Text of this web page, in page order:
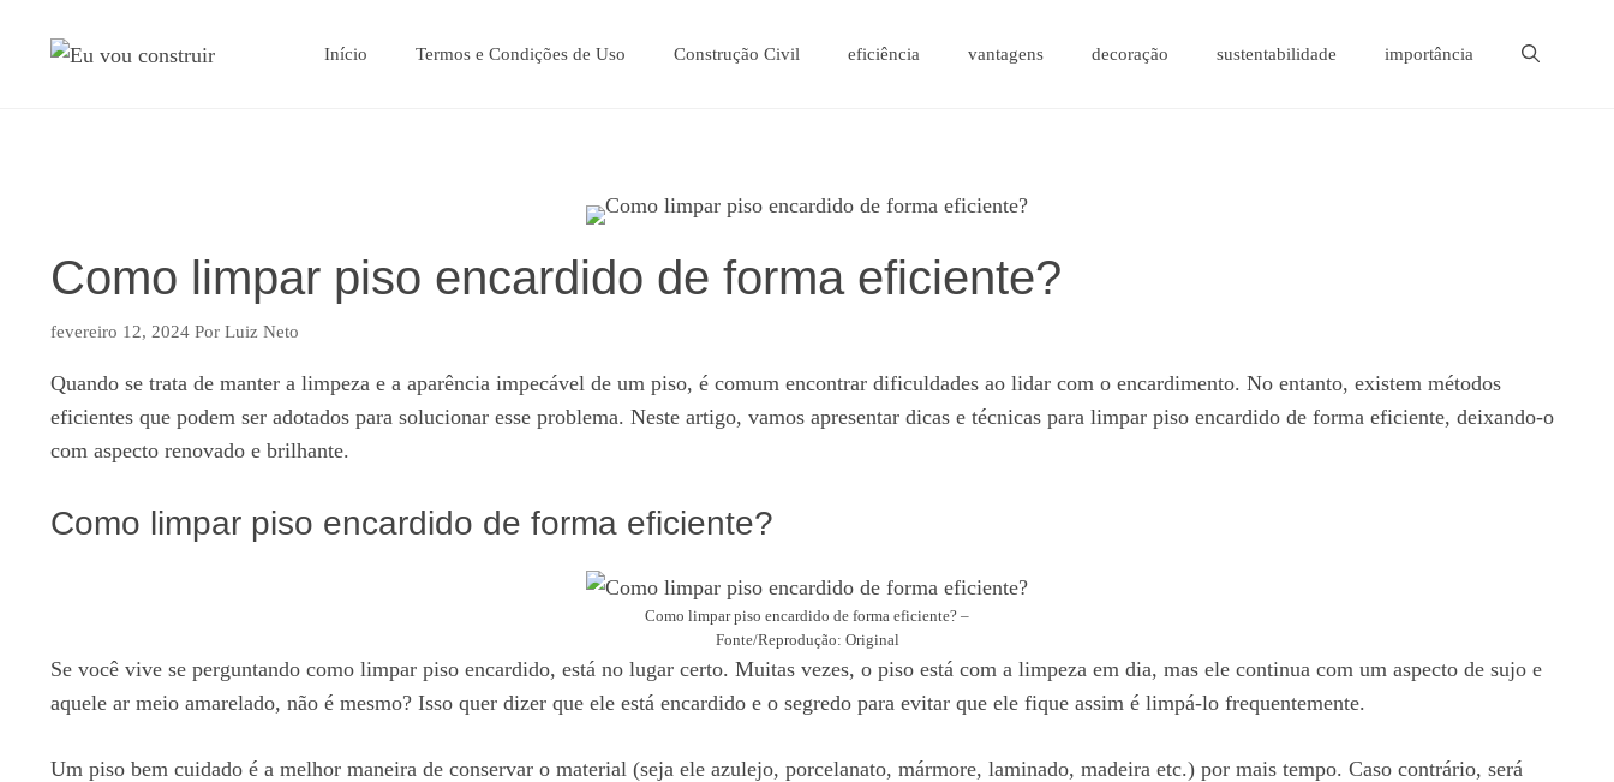
Início Termos e Condições de Uso Construção Civil eficiência vantagens decoração sustentabilidade importância
Como limpar piso encardido de forma eficiente?
fevereiro 12, 2024 Por Luiz Neto
Quando se trata de manter a limpeza e a aparência impecável de um piso, é comum encontrar dificuldades ao lidar com o encardimento. No entanto, existem métodos
eficientes que podem ser adotados para solucionar esse problema. Neste artigo, vamos apresentar dicas e técnicas para limpar piso encardido de forma eficiente, deixando-o
com aspecto renovado e brilhante.
Como limpar piso encardido de forma eficiente?
Como limpar piso encardido de forma eficiente? –
Fonte/Reprodução: Original
Se você vive se perguntando como limpar piso encardido, está no lugar certo. Muitas vezes, o piso está com a limpeza em dia, mas ele continua com um aspecto de sujo e
aquele ar meio amarelado, não é mesmo? Isso quer dizer que ele está encardido e o segredo para evitar que ele fique assim é limpá-lo frequentemente.
Um piso bem cuidado é a melhor maneira de conservar o material (seja ele azulejo, porcelanato, mármore, laminado, madeira etc.) por mais tempo. Caso contrário, será